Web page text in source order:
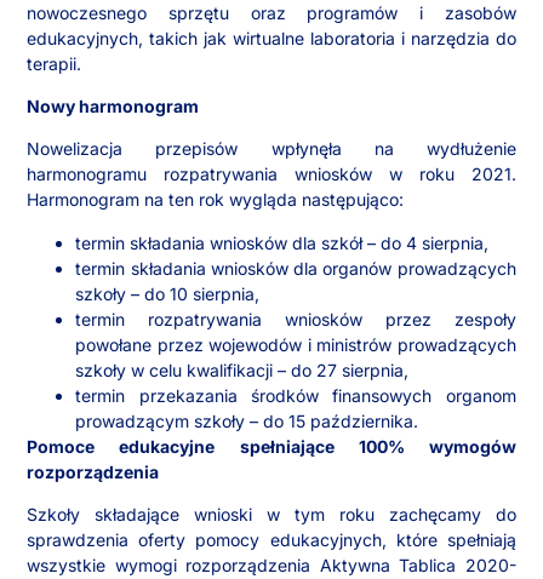
nowoczesnego sprzętu oraz programów i zasobów
edukacyjnych, takich jak wirtualne laboratoria i narzędzia do
terapii.
Nowy harmonogram
Nowelizacja przepisów wpłynęła na wydłużenie
harmonogramu rozpatrywania wniosków w roku 2021.
Harmonogram na ten rok wygląda następująco:
termin składania wniosków dla szkół – do 4 sierpnia,
termin składania wniosków dla organów prowadzących
szkoły – do 10 sierpnia,
termin rozpatrywania wniosków przez zespoły
powołane przez wojewodów i ministrów prowadzących
szkoły w celu kwalifikacji – do 27 sierpnia,
termin przekazania środków finansowych organom
prowadzącym szkoły – do 15 października.
Pomoce edukacyjne spełniające 100% wymogów
rozporządzenia
Szkoły składające wnioski w tym roku zachęcamy do
sprawdzenia oferty pomocy edukacyjnych, które spełniają
wszystkie wymogi rozporządzenia Aktywna Tablica 2020-